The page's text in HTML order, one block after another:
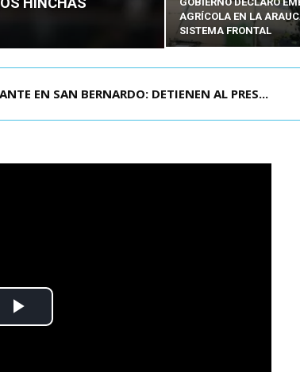
AGRÍCOLA EN LA
SISTEMA FRONTAL
EN SAN BERNARDO: DETIENEN AL PRES...